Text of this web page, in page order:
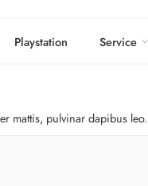
Playstation Service
mattis, pulvinar dapibus leo.